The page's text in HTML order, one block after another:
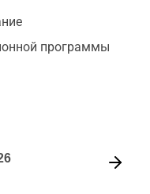
программы